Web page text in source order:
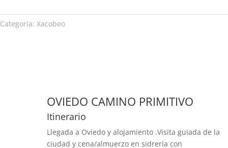
CAMINO
Categoría: Xacobeo
OVIEDO CAMINO PRIMITIVO
Itinerario
Llegada a Oviedo y alojamiento .Visita guiada de la
ciudad y cena/almuerzo en sidrería con